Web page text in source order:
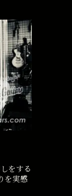
をする
を実感